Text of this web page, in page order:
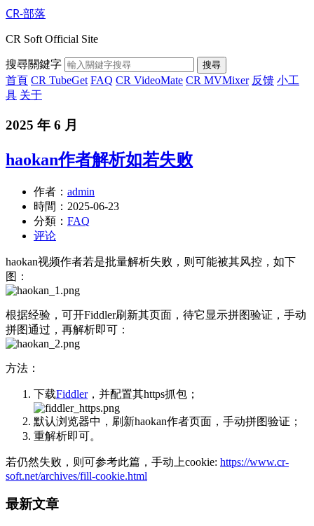
CR-部落
CR Soft Official Site
搜尋關鍵字 搜尋
首頁 CR TubeGet FAQ CR VideoMate CR MVMixer 反馈 小工
具 关于
2025 年 6 月
haokan作者解析如若失败
作者： admin
時間： 2025-06-23
分類： FAQ
评论
haokan视频作者若是批量解析失败，则可能被其风控，如下
图：
根据经验，可开Fiddler刷新其页面，待它显示拼图验证，手动
拼图通过，再解析即可：
方法：
下载Fiddler，并配置其https抓包；
默认浏览器中，刷新haokan作者页面，手动拼图验证；
重解析即可。
若仍然失败，则可参考此篇，手动上cookie: https://www.cr-
soft.net/archives/fill-cookie.html
最新文章